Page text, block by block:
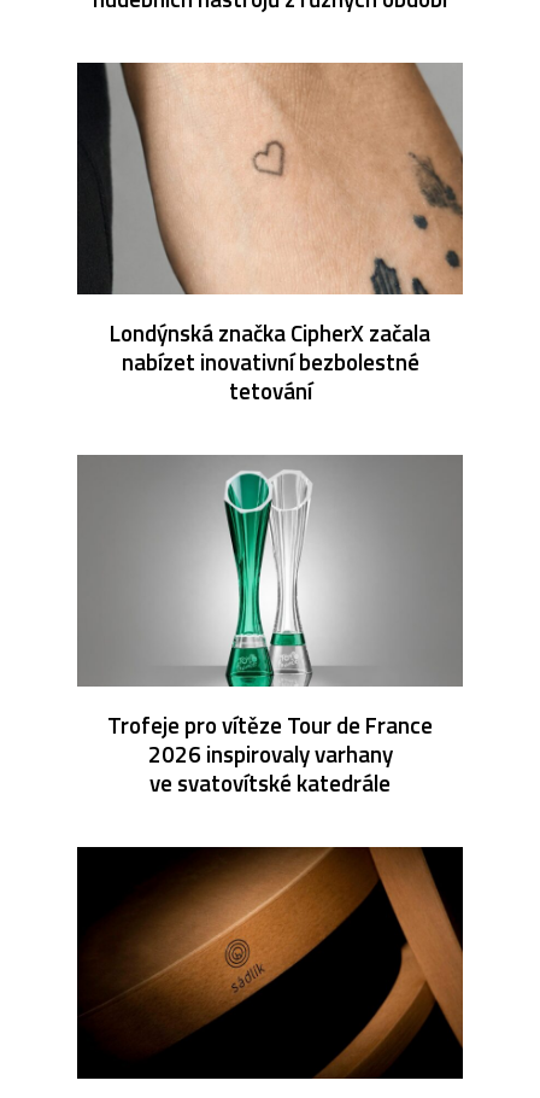
Londýnská značka CipherX začala
nabízet inovativní bezbolestné
tetování
Trofeje pro vítěze Tour de France
2026 inspirovaly varhany
ve svatovítské katedrále